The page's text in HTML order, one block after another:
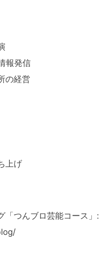
報発信
の経営
上げ
「つんブロ芸能コース」: